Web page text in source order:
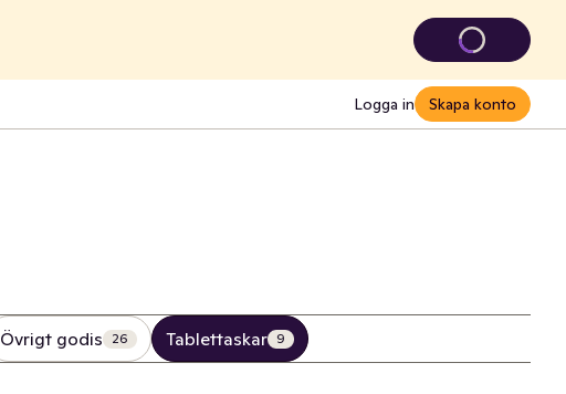
Logga in Skapa konto
Övrigt godis 26 Tablettaskar 9